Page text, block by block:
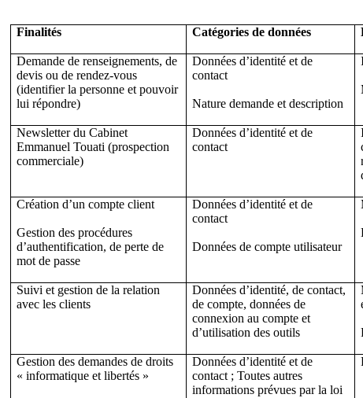
Finalités Catégories de données
Demande de renseignements, de
devis ou de rendez-vous
(identifier la personne et pouvoir
lui répondre)
Données d’identité et de
contact
Nature demande et description
Newsletter du Cabinet
Emmanuel Touati (prospection
commerciale)
Données d’identité et de
contact
Création d’un compte client
Gestion des procédures
d’authentification, de perte de
mot de passe
Données d’identité et de
contact
Données de compte utilisateur
Suivi et gestion de la relation
avec les clients
Données d’identité, de contact,
de compte, données de
connexion au compte et
d’utilisation des outils
Gestion des demandes de droits
« informatique et libertés »
Données d’identité et de
contact ; Toutes autres
informations prévues par la loi